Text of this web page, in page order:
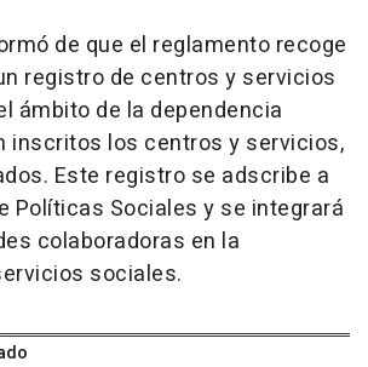
de que el reglamento recoge
registro de centros y servicios
ámbito de la dependencia
inscritos los centros y servicios,
Este registro se adscribe a
Políticas Sociales y se integrará
colaboradoras en la
sociales.